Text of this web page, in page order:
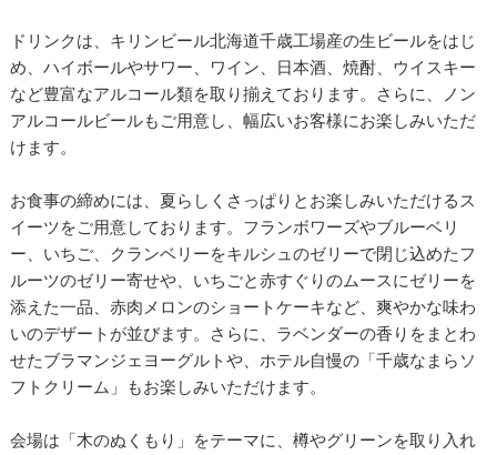
ドリンクは、キリンビール北海道千歳工場産の生ビールをはじ
め、ハイボールやサワー、ワイン、日本酒、焼酎、ウイスキー
など豊富なアルコール類を取り揃えております。さらに、ノン
アルコールビールもご用意し、幅広いお客様にお楽しみいただ
けます。
お食事の締めには、夏らしくさっぱりとお楽しみいただけるス
イーツをご用意しております。フランボワーズやブルーベリ
ー、いちご、クランベリーをキルシュのゼリーで閉じ込めたフ
ルーツのゼリー寄せや、いちごと赤すぐりのムースにゼリーを
添えた一品、赤肉メロンのショートケーキなど、爽やかな味わ
いのデザートが並びます。さらに、ラベンダーの香りをまとわ
せたブラマンジェヨーグルトや、ホテル自慢の「千歳なまらソ
フトクリーム」もお楽しみいただけます。
会場は「木のぬくもり」をテーマに、樽やグリーンを取り入れ